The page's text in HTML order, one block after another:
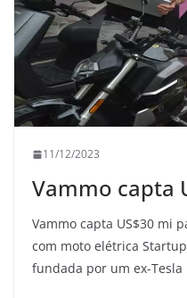
11/12/2023
Vammo capta
Vammo capta US$30 mi
com moto elétrica
fundada por um ex-Tesla